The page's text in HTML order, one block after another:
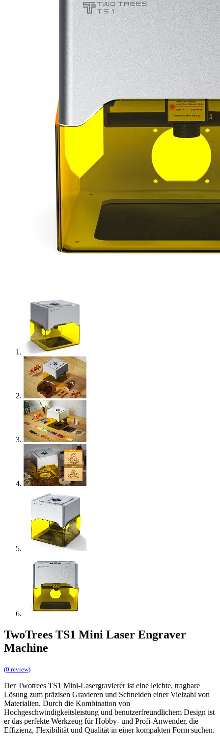
TwoTrees TS1 Mini Laser Engraver
Machine
(0 review)
Der Twotrees TS1 Mini-Lasergravierer ist eine leichte, tragbare
Lösung zum präzisen Gravieren und Schneiden einer Vielzahl von
Materialien. Durch die Kombination von
Hochgeschwindigkeitsleistung und benutzerfreundlichem Design ist
er das perfekte Werkzeug für Hobby- und Profi-Anwender, die
Effizienz, Flexibilität und Qualität in einer kompakten Form suchen.